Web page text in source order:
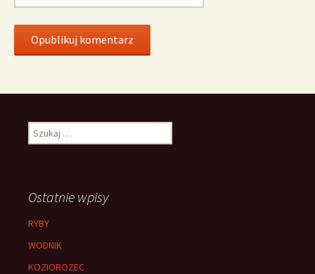
Szukaj:
Ostatnie wpisy
RYBY
WODNIK
KOZIOROZEC